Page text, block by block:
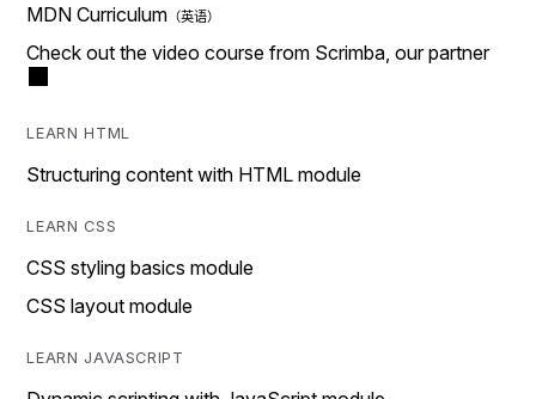
MDN Curriculum
Check out the video course from Scrimba, our partner
LEARN HTML
Structuring content with HTML module
LEARN CSS
CSS styling basics module
CSS layout module
LEARN JAVASCRIPT